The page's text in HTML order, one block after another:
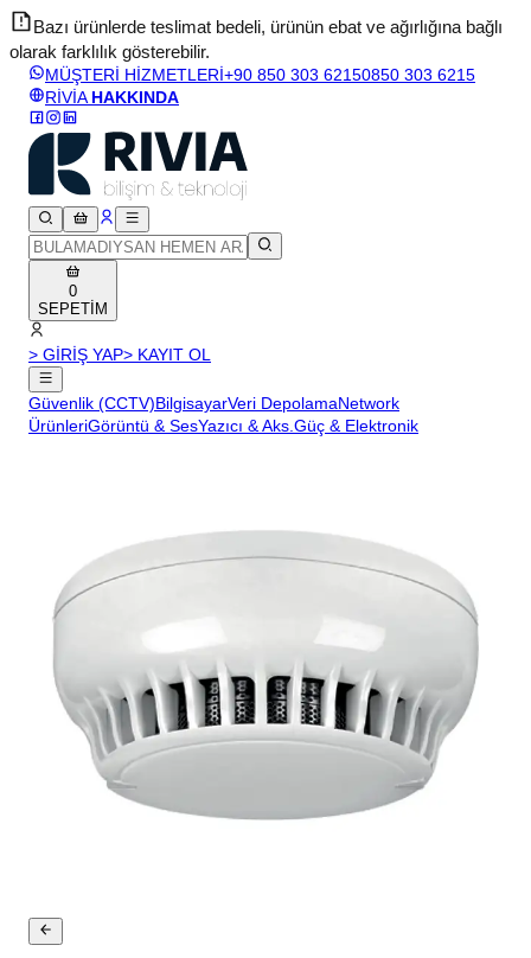
Bazı ürünlerde teslimat bedeli, ürünün ebat ve ağırlığına bağlı
olarak farklılık gösterebilir.
MÜŞTERİ HİZMETLERİ+90 850 303 62150850 303 6215
RİVİA HAKKINDA
0
SEPETİM
> GİRİŞ YAP> KAYIT OL
Güvenlik (CCTV)BilgisayarVeri DepolamaNetwork
ÜrünleriGörüntü & SesYazıcı & Aks.Güç & Elektronik